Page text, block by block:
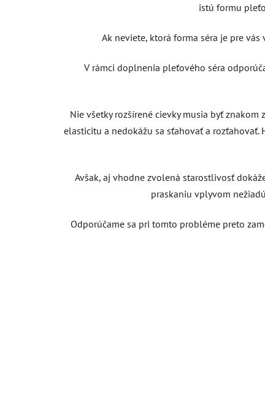
istú formu
Ak neviete, ktorá forma séra je pre
V rámci doplnenia pleťového séra
Nie všetky rozšírené cievky musia byť
elasticitu a nedokážu sa sťahovať a
Avšak, aj vhodne zvolená starostlivosť
praskaniu vplyvom
Odporúčame sa pri tomto probléme preto